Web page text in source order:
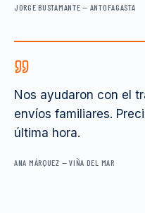
JORGE BUSTAMANTE — ANTOFAGASTA
Nos ayudaron con el
envíos familiares.
última hora.
ANA MÁRQUEZ —VIÑA DEL MAR